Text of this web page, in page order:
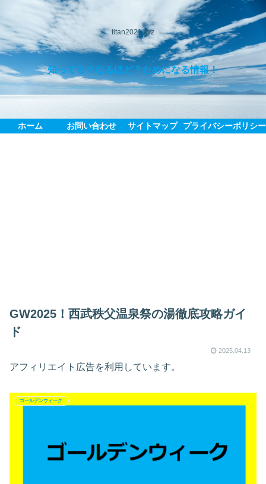
titan2021.xyz
知ってる？なるほど？ためになる情報！
ホーム お問い合わせ サイトマップ プライバシーポリシー
GW2025！西武秩父温泉祭の湯徹底攻略ガイ
ド
2025.04.13
アフィリエイト広告を利用しています。
ゴールデンウィーク